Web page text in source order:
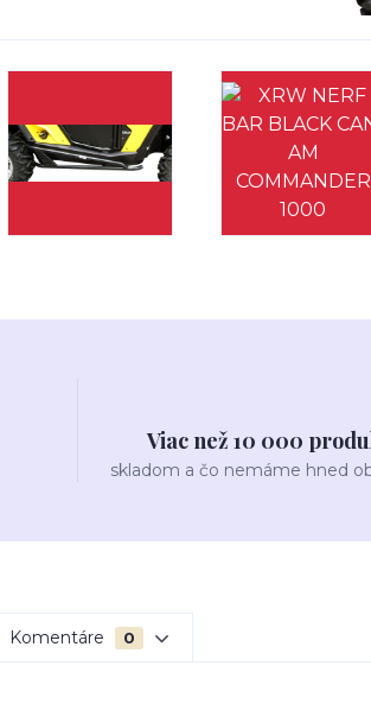
Viac než 10 000
skladom a čo nemáme hned
Komentáre 0